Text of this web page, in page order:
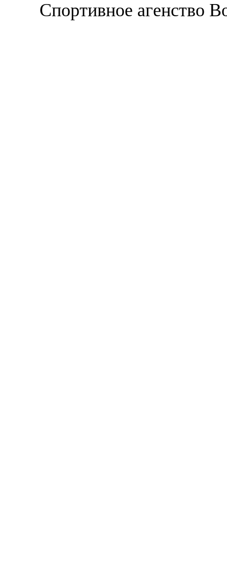
Спортивное агенство